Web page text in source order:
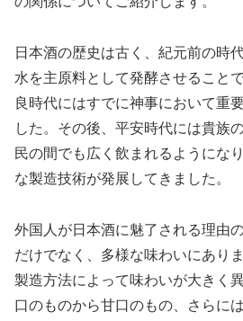
日本酒の歴史は古く、紀元前の時
水を主原料として発酵させること
良時代にはすでに神事において重
した。その後、平安時代には貴族
民の間でも広く飲まれるようにな
な製造技術が発展してきました。
外国人が日本酒に魅了される理由
だけでなく、多様な味わいにあり
製造方法によって味わいが大きく
口のものから甘口のもの、さらに